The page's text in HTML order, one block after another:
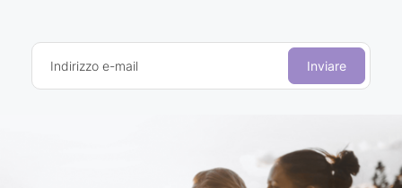
Indirizzo e-mail Inviare